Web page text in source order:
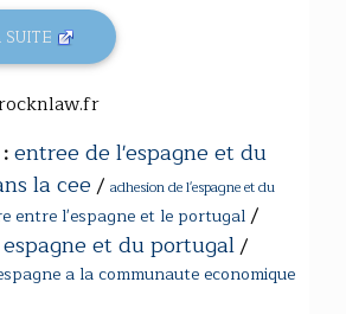
entree de l'espagne et du
la cee/ adhesion de l'espagne et du
entre l'espagne et le portugal/
et du portugal/
a la communaute economique